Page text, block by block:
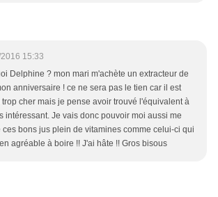
15:33
Delphine ? mon mari m'achète un extracteur de
anniversaire ! ce ne sera pas le tien car il est
cher mais je pense avoir trouvé l'équivalent à
intéressant. Je vais donc pouvoir moi aussi me
ces bons jus plein de vitamines comme celui-ci qui
agréable à boire !! J'ai hâte !! Gros bisous